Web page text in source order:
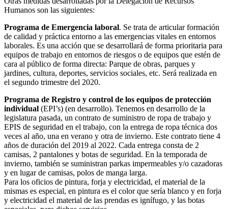
Humanos son las siguientes:
Programa de Emergencia laboral. Se trata de articular formación
de calidad y práctica entorno a las emergencias vitales en entornos
laborales. Es una acción que se desarrollará de forma prioritaria para
equipos de trabajo en entornos de riesgos o de equipos que estén de
cara al público de forma directa: Parque de obras, parques y
jardines, cultura, deportes, servicios sociales, etc. Será realizada en
el segundo trimestre del 2020.
Programa de Registro y control de los equipos de protección
individual (EPI’s) (en desarrollo). Tenemos en desarrollo de la
legislatura pasada, un contrato de suministro de ropa de trabajo y
EPIS de seguridad en el trabajo, con la entrega de ropa técnica dos
veces al año, una en verano y otra de invierno. Este contrato tiene 4
años de duración del 2019 al 2022. Cada entrega consta de 2
camisas, 2 pantalones y botas de seguridad. En la temporada de
invierno, también se suministran parkas impermeables y/o cazadoras
y en lugar de camisas, polos de manga larga.
Para los oficios de pintura, forja y electricidad, el material de la
mismas es especial, en pintura es el color que sería blanco y en forja
y electricidad el material de las prendas es ignífugo, y las botas